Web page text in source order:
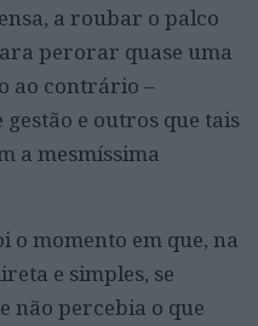
a roubar o palco
perorar quase uma
ao contrário –
e outros que tais
a mesmíssima
momento em que, na
e simples, se
não percebia o que